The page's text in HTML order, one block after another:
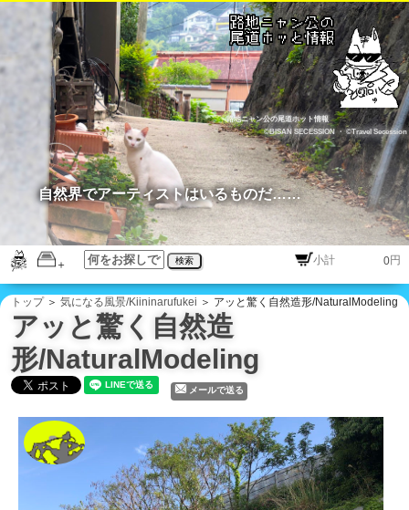
路地ニャン公の尾道ホット情報
©BISAN SECESSION
・©Travel Secession
検索 円
自然界でアーティストはいるものだ……
トップ＞ 気になる風景/Kiininarufukei ＞ アッと驚く自然造形/NaturalModeling
アッと驚く自然造
形/NaturalModeling
メールで送る